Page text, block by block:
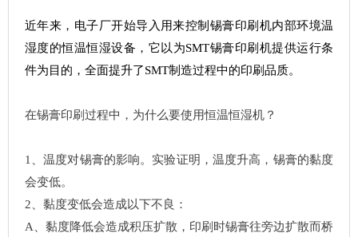
近年来，电子厂开始导入用来控制锡膏印刷机内部环境温
湿度的恒温恒湿设备，它以为SMT锡膏印刷机提供运行条
件为目的，全面提升了SMT制造过程中的印刷品质。
在锡膏印刷过程中，为什么要使用恒温恒湿机？
1、温度对锡膏的影响。实验证明，温度升高，锡膏的黏度
会变低。
2、黏度变低会造成以下不良：
A、 黏度降低会造成积压扩散，印刷时锡膏往旁边扩散而桥